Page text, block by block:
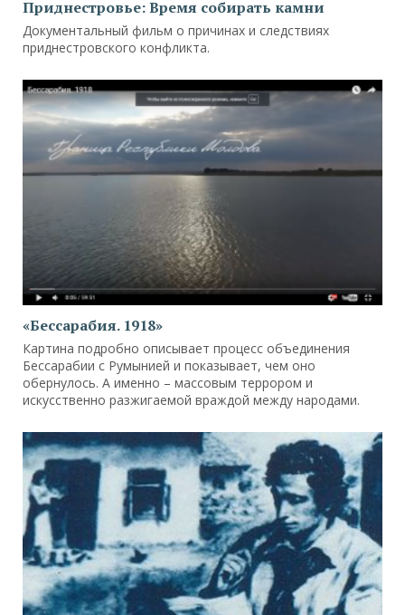
Приднестровье: Время собирать камни
Документальный фильм о причинах и следствиях
приднестровского конфликта.
«Бессарабия. 1918»
Картина подробно описывает процесс объединения
Бессарабии с Румынией и показывает, чем оно
обернулось. А именно – массовым террором и
искусственно разжигаемой враждой между народами.